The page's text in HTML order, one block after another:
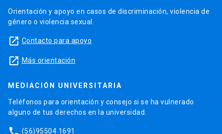
Orientación y apoyo en casos de discriminación, violencia de
género o violencia sexual.
launch Contacto para apoyo
launch Más orientación
MEDIACIÓN UNIVERSITARIA
Teléfonos para orientación y consejo si se ha vulnerado
alguno de tus derechos en la universidad.
(56)95504 1691